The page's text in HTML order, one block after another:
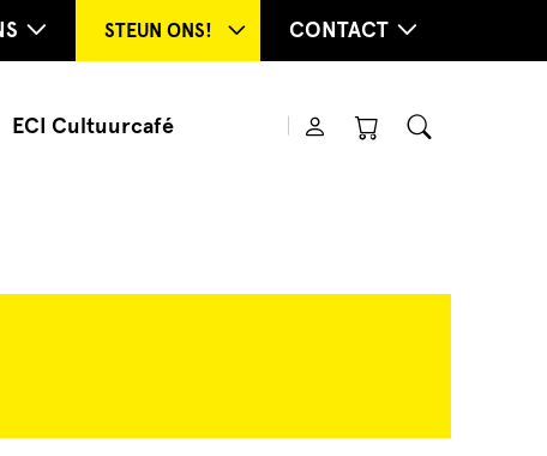
STEUN ONS! CONTACT
ECI Cultuurcafé